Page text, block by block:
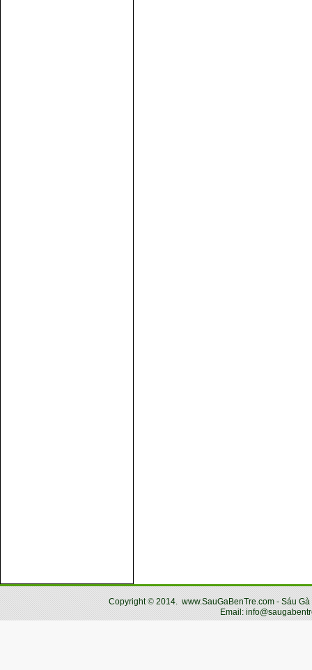
Copyright© 2014. www.SauGaBenTre.com - Sáu
Email: